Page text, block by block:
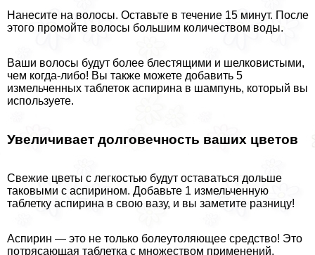
Нанесите на волосы. Оставьте в течение 15 минут. После
этого промойте волосы большим количеством воды.
Ваши волосы будут более блестящими и шелковистыми,
чем когда-либо! Вы также можете добавить 5
измельченных таблеток аспирина в шампунь, который вы
используете.
Увеличивает долговечность ваших цветов
Свежие цветы с легкостью будут оставаться дольше
таковыми с аспирином. Добавьте 1 измельченную
таблетку аспирина в свою вазу, и вы заметите разницу!
Аспирин — это не только болеутоляющее средство! Это
потрясающая таблетка с множеством применений,